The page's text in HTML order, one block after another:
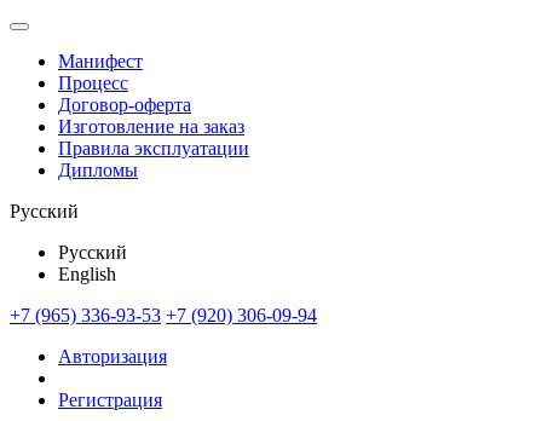
Манифест
Процесс
Договор-оферта
Изготовление на заказ
Правила эксплуатации
Дипломы
Русский
Русский
English
+7 (965) 336-93-53 +7 (920) 306-09-94
Авторизация
Регистрация